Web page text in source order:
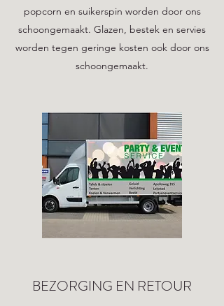
popcorn en suikerspin worden door ons
schoongemaakt. Glazen, bestek en servies
worden tegen geringe kosten ook door ons
schoongemaakt.
BEZORGING EN RETOUR